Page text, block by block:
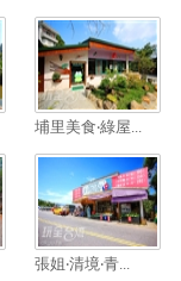
埔里美食‧綠屋...
張姐‧清境‧青...